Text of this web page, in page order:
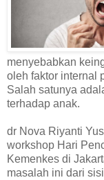
menyebabkan
oleh faktor internal
Salah satunya
terhadap anak.
dr Nova Riyanti
workshop Hari
Kemenkes di
masalah ini dari